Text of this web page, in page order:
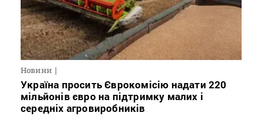
Новини
Україна просить Єврокомісію надати 220
мільйонів євро на підтримку малих і
середніх агровиробників